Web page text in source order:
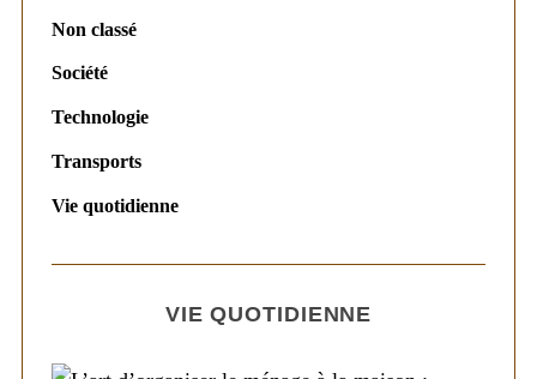
Non classé
Société
Technologie
Transports
Vie quotidienne
VIE QUOTIDIENNE